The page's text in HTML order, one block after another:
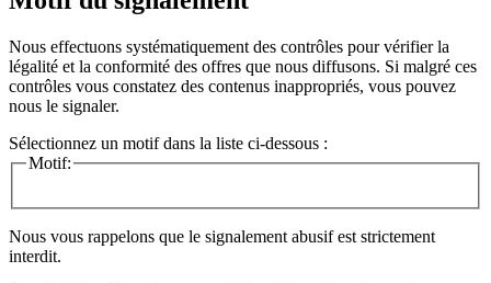
Nous effectuons systématiquement des contrôles pour vérifier la
légalité et la conformité des offres que nous diffusons. Si malgré ces
contrôles vous constatez des contenus inappropriés, vous pouvez
nous le signaler.
Sélectionnez un motif dans la liste ci-dessous :
Motif:
Nous vous rappelons que le signalement abusif est strictement
interdit.